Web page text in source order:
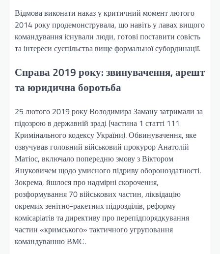
Відмова виконати наказ у критичний момент лютого
2014 року продемонструвала, що навіть у лавах вищого
командування існували люди, готові поставити совість
та інтереси суспільства вище формальної субординації.
Справа 2019 року: звинувачення, арешт
та юридична боротьба
25 лютого 2019 року Володимира Заману затримали за
підозрою в державній зраді (частина 1 статті 111
Кримінального кодексу України). Обвинувачення, яке
озвучував головний військовий прокурор Анатолій
Матіос, включало попередню змову з Віктором
Януковичем щодо умисного підриву обороноздатності.
Зокрема, йшлося про надмірні скорочення,
розформування 70 військових частин, ліквідацію
окремих зенітно-ракетних підрозділів, реформу
комісаріатів та директиву про перепідпорядкування
частин «кримського» тактичного угруповання
командуванню ВМС.